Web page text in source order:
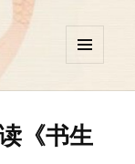
挂件
《书生